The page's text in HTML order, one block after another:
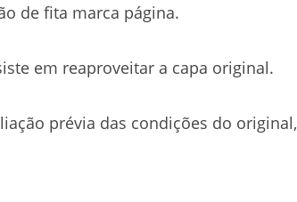
de fita marca página.
em reaproveitar a capa original.
prévia das condições do original,